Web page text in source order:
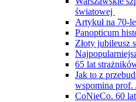
światowej
Artykuł na 70-
Panopticum
Złoty jubileusz
65 lat
Jak to z
wspomina prof.
CoNieCo. 60